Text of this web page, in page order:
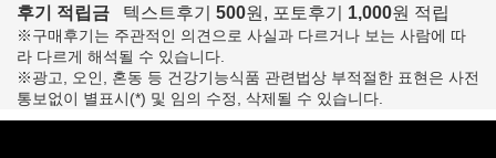
후기 적립금 텍스트후기 500원, 포토후기 1,000원 적립
※구매후기는 주관적인 의견으로 사실과 다르거나 보는 사람에 따
라 다르게 해석될 수 있습니다.
※광고, 오인, 혼동 등 건강기능식품 관련법상 부적절한 표현은 사전
통보없이 별표시(*) 및 임의 수정, 삭제될 수 있습니다.